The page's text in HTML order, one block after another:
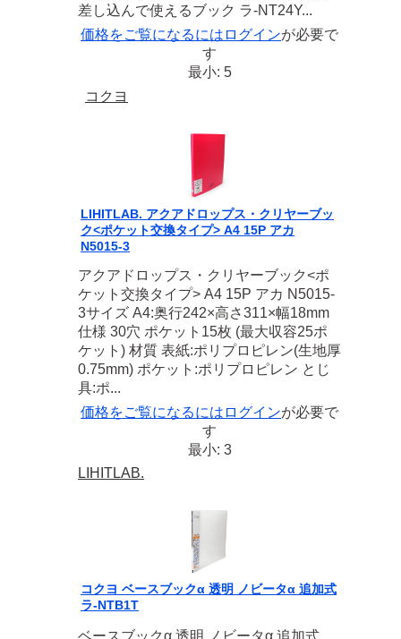
差し込んで使えるブック ラ-NT24Y...
価格をご覧になるには ログインが必要で
す
最小: 5
コクヨ
LIHITLAB. アクアドロップス・クリヤーブッ
ク<ポケット交換タイプ> A4 15P アカ
N5015-3
アクアドロップス・クリヤーブック<ポ
ケット交換タイプ> A4 15P アカ N5015-
3サイズ A4:奥行242×高さ311×幅18mm
仕様 30穴 ポケット15枚 (最大収容25ポ
ケット) 材質 表紙:ポリプロピレン(生地厚
0.75mm) ポケット:ポリプロピレン とじ
具:ポ...
価格をご覧になるには ログインが必要で
す
最小: 3
LIHITLAB.
コクヨ ベースブックα 透明 ノビータα 追加式
ラ-NTB1T